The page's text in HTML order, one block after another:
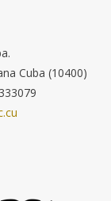
Cuba (10400)